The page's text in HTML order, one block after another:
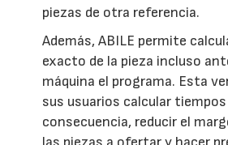
piezas de otra referencia.
Además, ABILE permite
exacto de la pieza incluso
máquina el programa. Esta
sus usuarios calcular tiempos
consecuencia, reducir el